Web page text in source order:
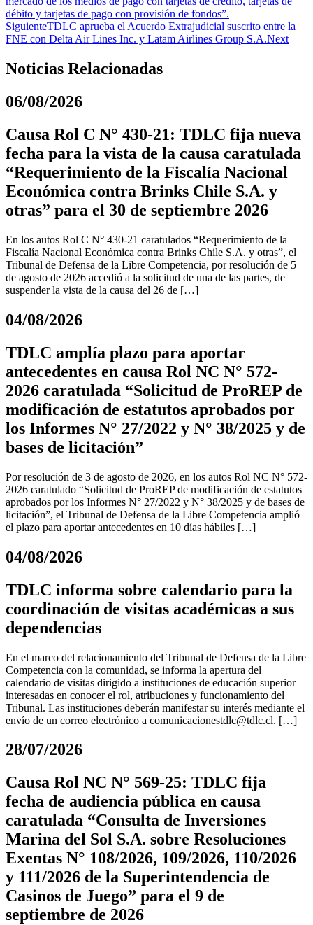
débito y tarjetas de pago con provisión de fondos”.
SiguienteTDLC aprueba el Acuerdo Extrajudicial suscrito entre la
FNE con Delta Air Lines Inc. y Latam Airlines Group S.A.Next
Noticias Relacionadas
06/08/2026
Causa Rol C N° 430-21: TDLC fija nueva
fecha para la vista de la causa caratulada
“Requerimiento de la Fiscalía Nacional
Económica contra Brinks Chile S.A. y
otras” para el 30 de septiembre 2026
En los autos Rol C N° 430-21 caratulados “Requerimiento de la
Fiscalía Nacional Económica contra Brinks Chile S.A. y otras”, el
Tribunal de Defensa de la Libre Competencia, por resolución de 5
de agosto de 2026 accedió a la solicitud de una de las partes, de
suspender la vista de la causa del 26 de […]
04/08/2026
TDLC amplía plazo para aportar
antecedentes en causa Rol NC N° 572-
2026 caratulada “Solicitud de ProREP de
modificación de estatutos aprobados por
los Informes N° 27/2022 y N° 38/2025 y de
bases de licitación”
Por resolución de 3 de agosto de 2026, en los autos Rol NC N° 572-
2026 caratulado “Solicitud de ProREP de modificación de estatutos
aprobados por los Informes N° 27/2022 y N° 38/2025 y de bases de
licitación”, el Tribunal de Defensa de la Libre Competencia amplió
el plazo para aportar antecedentes en 10 días hábiles […]
04/08/2026
TDLC informa sobre calendario para la
coordinación de visitas académicas a sus
dependencias
En el marco del relacionamiento del Tribunal de Defensa de la Libre
Competencia con la comunidad, se informa la apertura del
calendario de visitas dirigido a instituciones de educación superior
interesadas en conocer el rol, atribuciones y funcionamiento del
Tribunal. Las instituciones deberán manifestar su interés mediante el
envío de un correo electrónico a comunicacionestdlc@tdlc.cl. […]
28/07/2026
Causa Rol NC N° 569-25: TDLC fija
fecha de audiencia pública en causa
caratulada “Consulta de Inversiones
Marina del Sol S.A. sobre Resoluciones
Exentas N° 108/2026, 109/2026, 110/2026
y 111/2026 de la Superintendencia de
Casinos de Juego” para el 9 de
septiembre de 2026